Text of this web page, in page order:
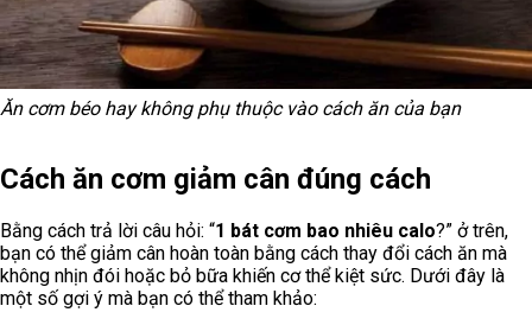
Ăn cơm béo hay không phụ thuộc vào cách ăn của bạn
Cách ăn cơm giảm cân đúng cách
Bằng cách trả lời câu hỏi: “1 bát cơm bao nhiêu calo?” ở trên,
bạn có thể giảm cân hoàn toàn bằng cách thay đổi cách ăn mà
không nhịn đói hoặc bỏ bữa khiến cơ thể kiệt sức. Dưới đây là
một số gợi ý mà bạn có thể tham khảo: